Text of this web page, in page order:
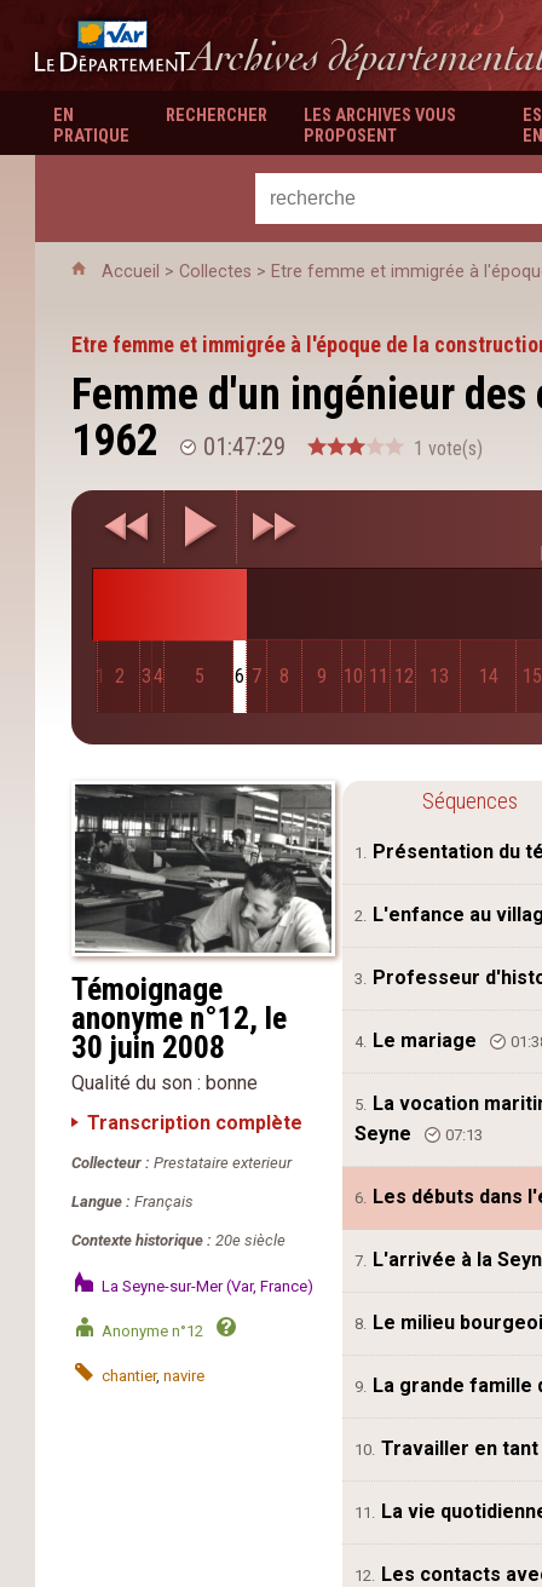
Département du Var
Archives
EN
PRATIQUE
RECHERCHER
LES ARCHIVES VOUS
PROPOSENT
Accueil > Collectes > Etre femme et immigrée à
Etre femme et immigrée à l'époque de la
Femme d'un ingénieur
1962
01:47:29 1 vote(s)
1 2 34 5 6 7 8 9 10 11 12 13 14 15
Témoignage
anonyme n°12, le
30 juin 2008
Qualité du son : bonne
Transcription complète
Collecteur : Prestataire exterieur
Langue : Français
Contexte historique : 20e siècle
La Seyne-sur-Mer (Var, France)
Anonyme n°12
chantier, navire
Séquences
1. Présentation du
2. L'enfance au
3. Professeur
4. Le mariage
5. La vocation
Seyne
07:13
6. Les débuts dans
7. L'arrivée à la
8. Le milieu
9. La grande famille
10. Travailler en
11. La vie
12. Les contacts